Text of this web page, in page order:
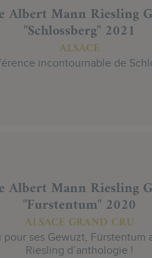
Albert Mann Riesling
"Schlossberg" 2021
ALSACE
incontournable de
Albert Mann Riesling
"Furstentum" 2020
ALSACE GRAND CRU
pour ses Gewuzt, Fürstentum
Riesling d’anthologie !